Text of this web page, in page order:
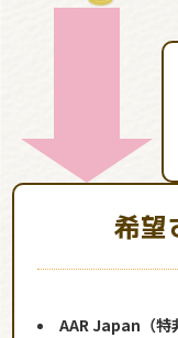
希望
AAR Japan（特